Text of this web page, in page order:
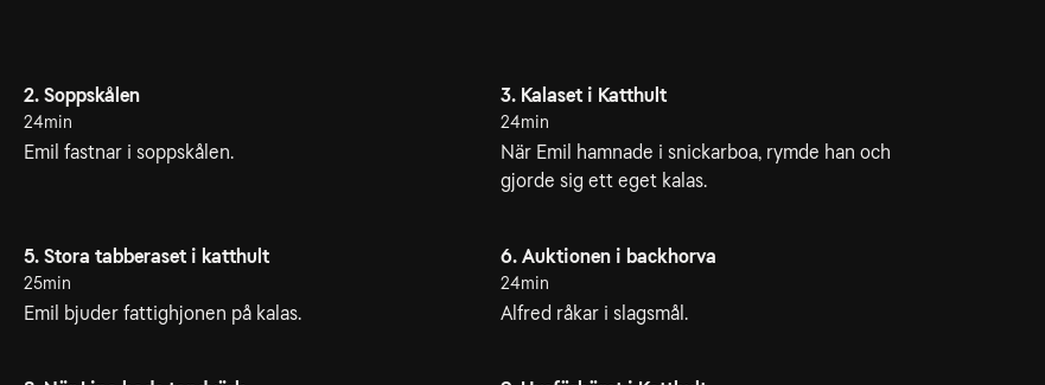
2. Soppskålen
24min
Emil fastnar i soppskålen.
3. Kalaset i Katthult
24min
När Emil hamnade i snickarboa, rymde han och
gjorde sig ett eget kalas.
5. Stora tabberaset i katthult
25min
Emil bjuder fattighjonen på kalas.
6. Auktionen i backhorva
24min
Alfred råkar i slagsmål.